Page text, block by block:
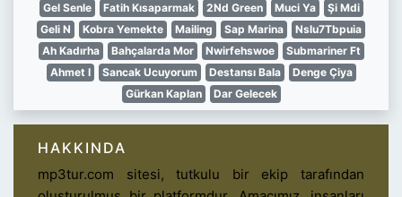
Gel Senle
Fatih Kısaparmak 2Nd Green Muci Ya
Şi Mdi
Geli N
Kobra Yemekte Mailing Sap Marina
Nslu7Tbpuia
Ah Kadırha
Bahçalarda Mor Nwirfehswoe
Submariner Ft
Ahmet I
Sancak Ucuyorum Destansı Bala
Denge Çiya
Gürkan Kaplan
Dar Gelecek
HAKKINDA
mp3tur.com sitesi, tutkulu bir ekip tarafından